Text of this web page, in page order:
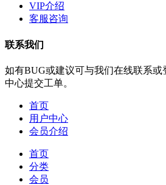
VIP介绍
客服咨询
联系我们
如有BUG或建议可与我们在线联系或
中心提交工单。
首页
用户中心
会员介绍
首页
分类
会员